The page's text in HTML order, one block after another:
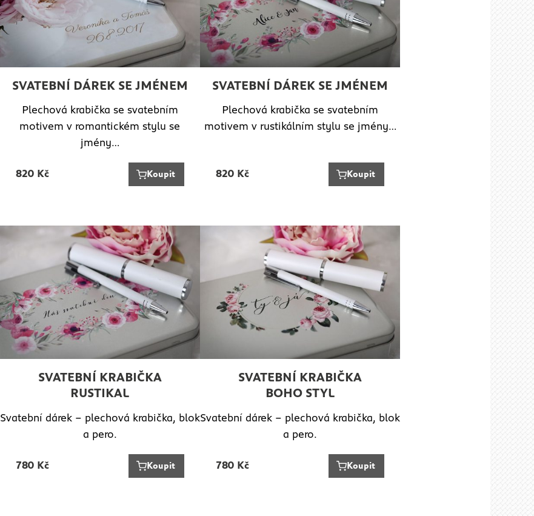
SVATEBNÍ DÁREK SE JMÉNEM
Plechová krabička se svatebním
motivem v romantickém stylu se
jmény…
820Kč Koupit
SVATEBNÍ DÁREK SE JMÉNEM
Plechová krabička se svatebním
motivem v rustikálním stylu se jmény…
820 Kč Koupit
SVATEBNÍ KRABIČKA
RUSTIKAL
Svatební dárek – plechová krabička, blok
a pero.
780Kč Koupit
SVATEBNÍ KRABIČKA
BOHO STYL
Svatební dárek – plechová krabička, blok
a pero.
780 Kč Koupit